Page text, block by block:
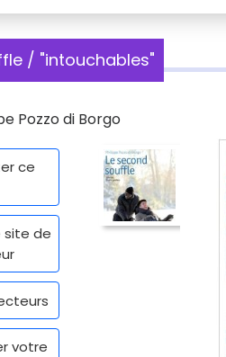
/ "intouchables"
Pozzo di Borgo
ce
site de
votre